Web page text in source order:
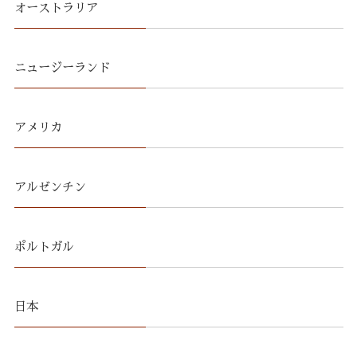
オーストラリア
ニュージーランド
アメリカ
アルゼンチン
ポルトガル
日本